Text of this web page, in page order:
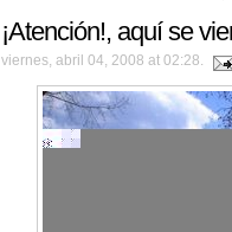
¡Atención!, aquí se
viernes, abril 04, 2008 at 02:28.